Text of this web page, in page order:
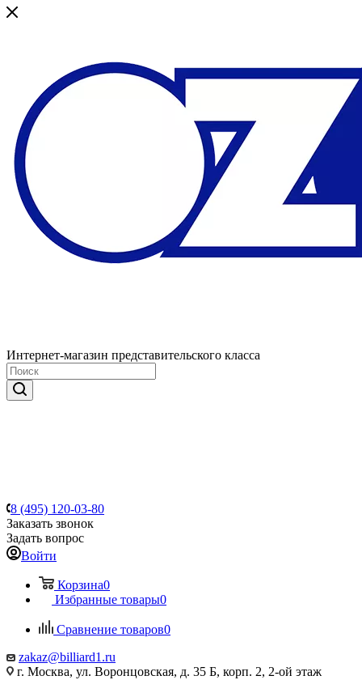
Интернет-магазин представительского класса
8 (495) 120-03-80
Заказать звонок
Задать вопрос
Войти
Корзина0
Избранные товары0
Сравнение товаров0
zakaz@billiard1.ru
г. Москва, ул. Воронцовская, д. 35 Б, корп. 2, 2-ой этаж